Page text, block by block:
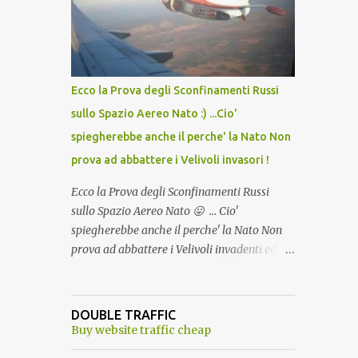
lo scopo della temperatura? Qualcuno a suo
tempo ribattezzo' il Vaccino come: l' Amaro
del Capo, era "spettacolare Ghiacciato, ma
andava bene anche, a Temperatura
Ambiente"! Riproponiamo l'articolo per NON
Ecco la Prova degli Sconfinamenti Russi
sullo Spazio Aereo Nato :) ...Cio'
spiegherebbe anche il perche' la Nato Non
prova ad abbattere i Velivoli invasori !
Ecco la Prova degli Sconfinamenti Russi
sullo Spazio Aereo Nato 😛 ... Cio'
spiegherebbe anche il perche' la Nato Non
prova ad abbattere i Velivoli invadenti ed
alcuna notizia di un'invasione dello spazio
aereo NATO da parte di un robot chiamato
DOUBLE TRAFFIC
Buy website traffic cheap